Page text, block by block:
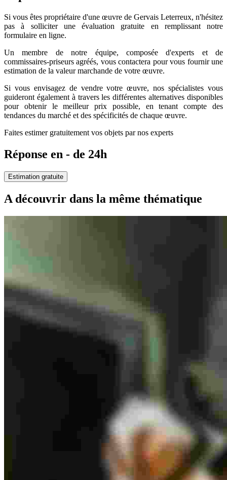
Si vous êtes propriétaire d'une œuvre de Gervais Leterreux, n'hésitez
pas à solliciter une évaluation gratuite en remplissant notre
formulaire en ligne.
Un membre de notre équipe, composée d'experts et de
commissaires-priseurs agréés, vous contactera pour vous fournir une
estimation de la valeur marchande de votre œuvre.
Si vous envisagez de vendre votre œuvre, nos spécialistes vous
guideront également à travers les différentes alternatives disponibles
pour obtenir le meilleur prix possible, en tenant compte des
tendances du marché et des spécificités de chaque œuvre.
Faites estimer gratuitement vos objets par nos experts
Réponse en - de 24h
Estimation gratuite
A découvrir dans la même thématique